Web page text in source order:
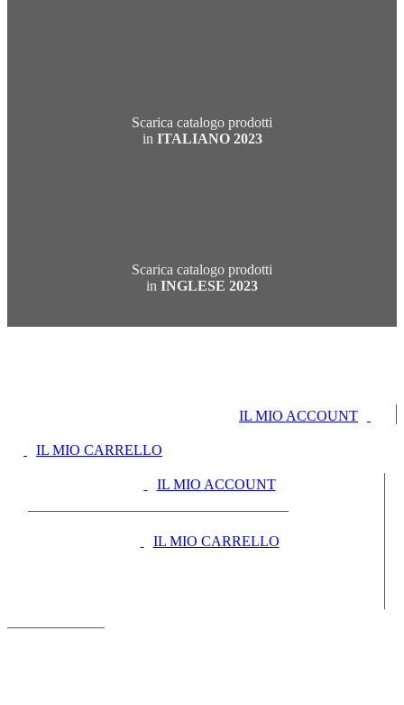
Scarica catalogo prodotti
in ITALIANO 2023
Scarica catalogo prodotti
in INGLESE 2023
IL MIO ACCOUNT
IL MIO CARRELLO
IL MIO ACCOUNT
IL MIO CARRELLO